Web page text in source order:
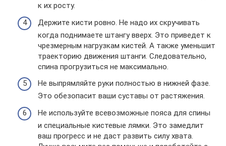
к их росту.
Держите кисти ровно. Не надо их скручивать
когда поднимаете штангу вверх. Это приведет к
чрезмерным нагрузкам кистей. А также уменьшит
траекторию движения штанги. Следовательно,
спина прогрузиться не максимально.
Не выпрямляйте руки полностью в нижней фазе.
Это обезопасит ваши суставы от растяжения.
Не используйте всевозможные пояса для спины
и специальные кистевые лямки. Это замедлит
ваш прогресс и не даст развить силу хвата.